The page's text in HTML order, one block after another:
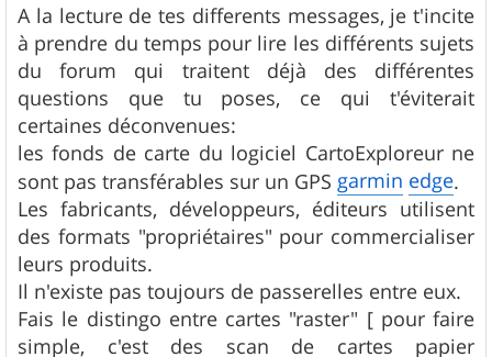
a
g
e
A la lecture de tes differents messages, je t'incite
à prendre du temps pour lire les différents sujets
du forum qui traitent déjà des différentes
questions que tu poses, ce qui t'éviterait
certaines déconvenues:
les fonds de carte du logiciel CartoExploreur ne
sont pas transférables sur un GPS garmin edge.
Les fabricants, développeurs, éditeurs utilisent
des formats "propriétaires" pour commercialiser
leurs produits.
Il n'existe pas toujours de passerelles entre eux.
Fais le distingo entre cartes "raster" [ pour faire
simple, c'est des scan de cartes papier